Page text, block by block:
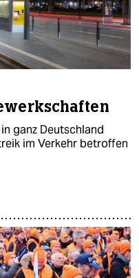
ganz Deutschland
im Verkehr betroffen